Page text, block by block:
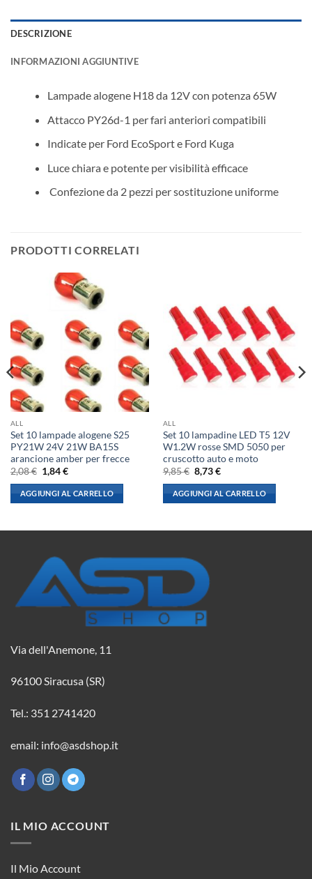
DESCRIZIONE
INFORMAZIONI AGGIUNTIVE
Lampade alogene H18 da 12V con potenza 65W
Attacco PY26d-1 per fari anteriori compatibili
Indicate per Ford EcoSport e Ford Kuga
Luce chiara e potente per visibilità efficace
️ Confezione da 2 pezzi per sostituzione uniforme
PRODOTTI CORRELATI
ALL
Set 10 lampade alogene S25
PY21W 24V 21W BA15S
arancione amber per frecce
2,08€ Il
prezzo
originale
era:
2,08 €.
1,84€Il
attuale
è:
1,84 €.
AGGIUNGI AL CARRELLO
ALL
Set 10 lampadine LED T5 12V
W1.2W rosse SMD 5050 per
cruscotto auto e moto
9,85€ Il
prezzo
originale
era:
9,85 €.
8,73€Il
attuale
è:
8,73 €.
AGGIUNGI AL CARRELLO
Via dell'Anemone, 11
96100 Siracusa (SR)
Tel.: 351 2741420
email: info@asdshop.it
IL MIO ACCOUNT
Il Mio Account